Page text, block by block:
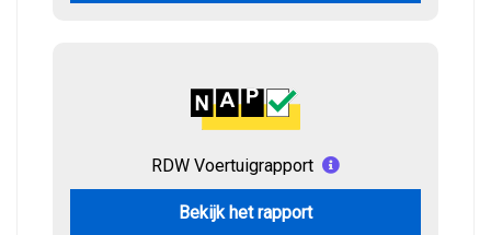
RDW Voertuigrapport
Bekijk het rapport